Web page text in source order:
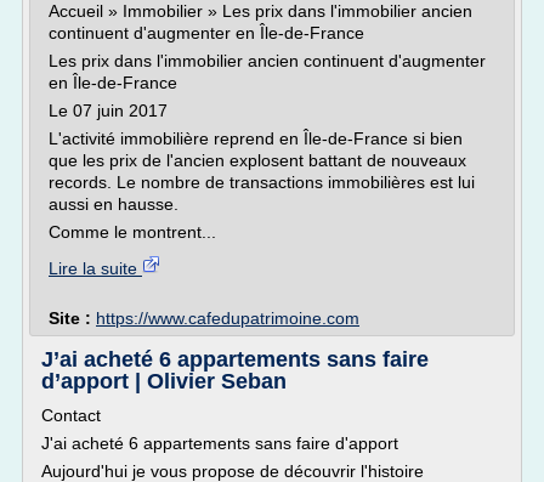
Accueil » Immobilier » Les prix dans l'immobilier ancien
continuent d'augmenter en Île-de-France
Les prix dans l'immobilier ancien continuent d'augmenter
en Île-de-France
Le 07 juin 2017
L'activité immobilière reprend en Île-de-France si bien
que les prix de l'ancien explosent battant de nouveaux
records. Le nombre de transactions immobilières est lui
aussi en hausse.
Comme le montrent...
Lire la suite
Site : https://www.cafedupatrimoine.com
J’ai acheté 6 appartements sans faire
d’apport | Olivier Seban
Contact
J'ai acheté 6 appartements sans faire d'apport
Aujourd'hui je vous propose de découvrir l'histoire